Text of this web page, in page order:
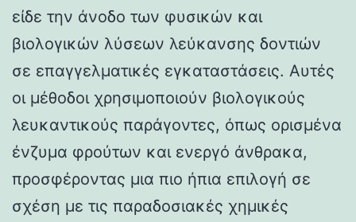
είδε την άνοδο των φυσικών και
βιολογικών λύσεων λεύκανσης δοντιών
σε επαγγελματικές εγκαταστάσεις. Αυτές
οι μέθοδοι χρησιμοποιούν βιολογικούς
λευκαντικούς παράγοντες, όπως ορισμένα
ένζυμα φρούτων και ενεργό άνθρακα,
προσφέροντας μια πιο ήπια επιλογή σε
σχέση με τις παραδοσιακές χημικές